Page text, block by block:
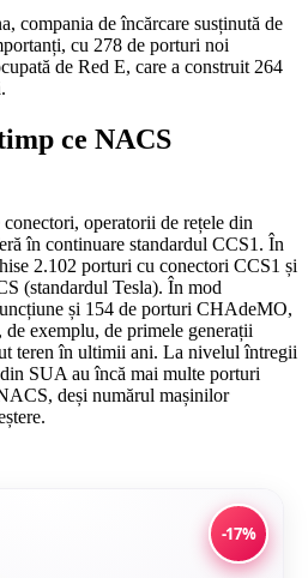
compania de încărcare susținută de
cu 278 de porturi noi
de Red E, care a construit 264
ce NACS
operatorii de rețele din
în continuare standardul CCS1. În
2.102 porturi cu conectori CCS1 și
(standardul Tesla). În mod
și 154 de porturi CHAdeMO,
exemplu, de primele generații
teren în ultimii ani. La nivelul întregii
SUA au încă mai multe porturi
deși numărul mașinilor
-17%